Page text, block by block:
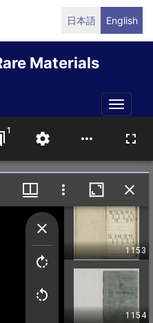
日本語 English
Materials
Toggle